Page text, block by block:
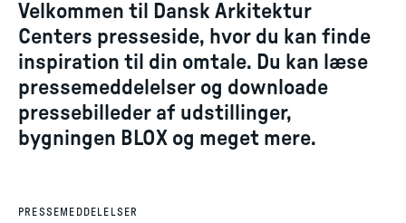
Velkommen til Dansk Arkitektur
Centers presseside, hvor du kan finde
inspiration til din omtale. Du kan læse
pressemeddelelser og downloade
pressebilleder af udstillinger,
bygningen BLOX og meget mere.
PRESSEMEDDELELSER